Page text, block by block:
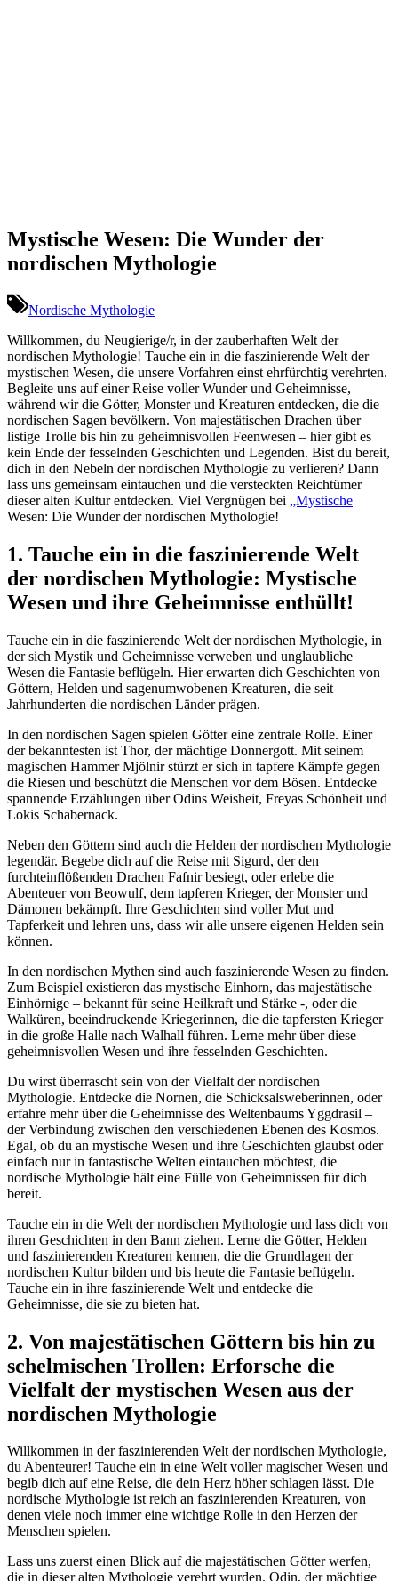
Mystische Wesen: Die Wunder der
nordischen Mythologie
Nordische Mythologie
Willkommen, du Neugierige/r, in der zauberhaften Welt der
nordischen Mythologie! Tauche ein in die faszinierende Welt der
mystischen Wesen, die unsere Vorfahren einst ehrfürchtig verehrten.
Begleite uns auf einer Reise voller Wunder und Geheimnisse,
während wir die Götter, Monster und Kreaturen entdecken, die die
nordischen Sagen bevölkern. Von majestätischen Drachen über
listige Trolle bis hin zu geheimnisvollen Feenwesen – hier gibt es
kein Ende der fesselnden Geschichten und Legenden. Bist du bereit,
dich in den Nebeln der nordischen Mythologie zu verlieren? Dann
lass uns gemeinsam eintauchen und die versteckten Reichtümer
dieser alten Kultur entdecken. Viel Vergnügen bei „Mystische
Wesen: Die Wunder der nordischen Mythologie!
1. Tauche ein in die faszinierende Welt
der nordischen Mythologie: Mystische
Wesen und ihre Geheimnisse enthüllt!
Tauche ein in die faszinierende Welt der nordischen Mythologie, in
der sich Mystik und Geheimnisse verweben und unglaubliche
Wesen die Fantasie beflügeln. Hier erwarten dich Geschichten von
Göttern, Helden und sagenumwobenen Kreaturen, die seit
Jahrhunderten die nordischen Länder prägen.
In den nordischen Sagen spielen Götter eine zentrale Rolle. Einer
der bekanntesten ist Thor, der mächtige Donnergott. Mit seinem
magischen Hammer Mjölnir stürzt er sich in tapfere Kämpfe gegen
die Riesen und beschützt die Menschen vor dem Bösen. Entdecke
spannende Erzählungen über Odins Weisheit, Freyas Schönheit und
Lokis Schabernack.
Neben den Göttern sind auch die Helden der nordischen Mythologie
legendär. Begebe dich auf die Reise mit Sigurd, der den
furchteinflößenden Drachen Fafnir besiegt, oder erlebe die
Abenteuer von Beowulf, dem tapferen Krieger, der Monster und
Dämonen bekämpft. Ihre Geschichten sind voller Mut und
Tapferkeit und lehren uns, dass wir alle unsere eigenen Helden sein
können.
In den nordischen Mythen sind auch faszinierende Wesen zu finden.
Zum Beispiel existieren das mystische Einhorn, das majestätische
Einhörnige – bekannt für seine Heilkraft und Stärke -, oder die
Walküren, beeindruckende Kriegerinnen, die die tapfersten Krieger
in die große Halle nach Walhall führen. Lerne mehr über diese
geheimnisvollen Wesen und ihre fesselnden Geschichten.
Du wirst überrascht sein von der Vielfalt der nordischen
Mythologie. Entdecke die Nornen, die Schicksalsweberinnen, oder
erfahre mehr über die Geheimnisse des Weltenbaums Yggdrasil –
der Verbindung zwischen den verschiedenen Ebenen des Kosmos.
Egal, ob du an mystische Wesen und ihre Geschichten glaubst oder
einfach nur in fantastische Welten eintauchen möchtest, die
nordische Mythologie hält eine Fülle von Geheimnissen für dich
bereit.
Tauche ein in die Welt der nordischen Mythologie und lass dich von
ihren Geschichten in den Bann ziehen. Lerne die Götter, Helden
und faszinierenden Kreaturen kennen, die die Grundlagen der
nordischen Kultur bilden und bis heute die Fantasie beflügeln.
Tauche ein in ihre faszinierende Welt und entdecke die
Geheimnisse, die sie zu bieten hat.
2. Von majestätischen Göttern bis hin zu
schelmischen Trollen: Erforsche die
Vielfalt der mystischen Wesen aus der
nordischen Mythologie
Willkommen in der faszinierenden Welt der nordischen Mythologie,
du Abenteurer! Tauche ein in eine Welt voller magischer Wesen und
begib dich auf eine Reise, die dein Herz höher schlagen lässt. Die
nordische Mythologie ist reich an faszinierenden Kreaturen, von
denen viele noch immer eine wichtige Rolle in den Herzen der
Menschen spielen.
Lass uns zuerst einen Blick auf die majestätischen Götter werfen,
die in dieser alten Mythologie verehrt wurden. Odin, der mächtige